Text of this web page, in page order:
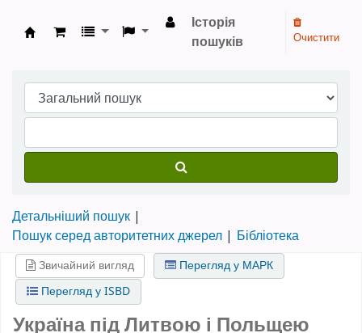
Бібліотека НТШ › Електронний каталог
Історія
пошуків
Очистити
Детальніший пошук
Пошук серед авторитетних джерел
Бібліотека
Звичайний вигляд
Перегляд у МАРК
Перегляд у ISBD
Україна під Литвою і Польщею